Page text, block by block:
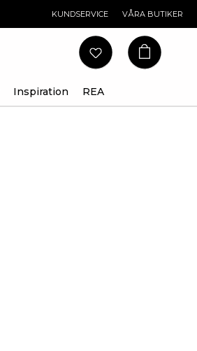
KUNDSERVICE VÅRA BUTIKER
Inspiration REA